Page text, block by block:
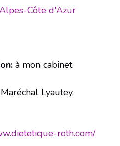
Côte d'Azur
à mon cabinet
Lyautey,
roth.com/